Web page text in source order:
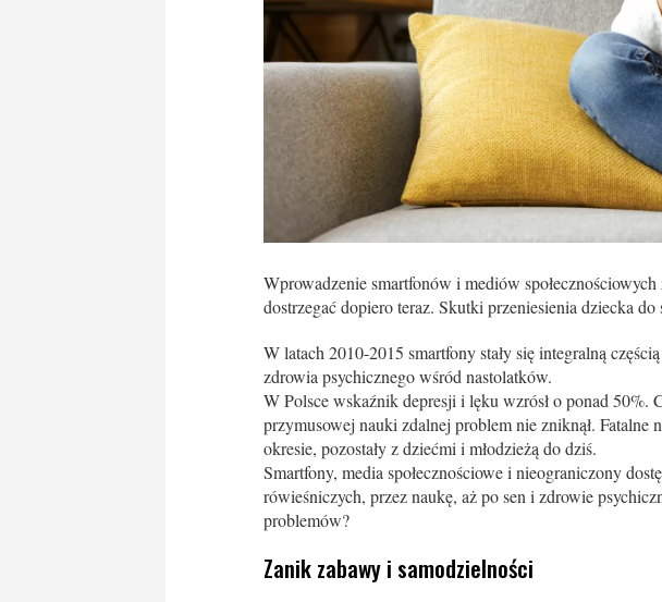
Wprowadzenie smartfonów i mediów
dostrzegać dopiero teraz. Skutki przeniesienia dziecka
W latach 2010-2015 smartfony stały się integralną
zdrowia psychicznego wśród nastolatków.
W Polsce wskaźnik depresji i lęku wzrósł o ponad 50%.
przymusowej nauki zdalnej problem nie zniknął. Fatalne
okresie, pozostały z dziećmi i młodzieżą do dziś.
Smartfony, media społecznościowe i nieograniczony
rówieśniczych, przez naukę, aż po sen i zdrowie
problemów?
Zanik zabawy i samodzielności